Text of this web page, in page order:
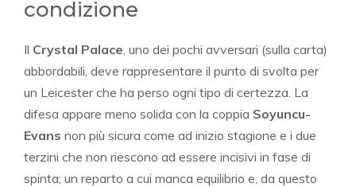
condizione
Il Crystal Palace, uno dei pochi avversari (sulla carta)
abbordabili, deve rappresentare il punto di svolta per
un Leicester che ha perso ogni tipo di certezza. La
difesa appare meno solida con la coppia Soyuncu-
Evans non più sicura come ad inizio stagione e i due
terzini che non riescono ad essere incisivi in fase di
spinta; un reparto a cui manca equilibrio e, da questo